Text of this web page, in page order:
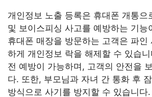
개인정보 노출 등록은 휴대폰 개통으
및 보이스피싱 사고를 예방하는 기능
휴대폰 매장을 방문하는 고객은 파인
하게 개인정보 락을 해제할 수 있습
전 예방이 가능하며, 고객의 안전을
다. 또한, 부모님과 자녀 간 통화 후
방식으로 사기를 방지할 수 있습니다